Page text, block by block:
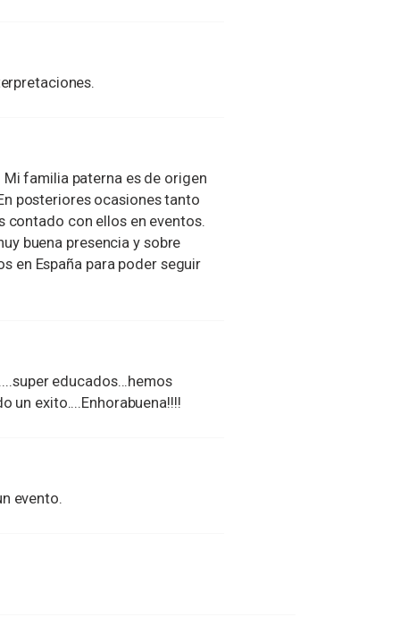
familia paterna es de origen
posteriores ocasiones tanto
contado con ellos en eventos.
buena presencia y sobre
en España para poder seguir
educados...hemos
un exito....Enhorabuena!!!!
evento.